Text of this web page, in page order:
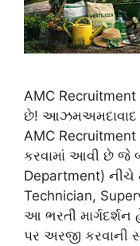
AMC
છે! આઝમઅમદાવાદ
AMC
કરવામાં આવી છે જે
Department) નીચે
Technician,
આ ભરતી માર્ગદર્શન
પર અરજી કરવાની